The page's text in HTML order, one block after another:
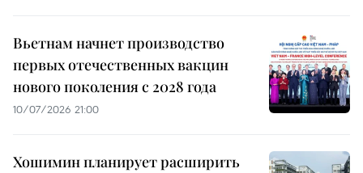
Вьетнам начнет производство
первых отечественных вакцин
нового поколения с 2028 года
10/07/2026 21:00
Хошимин планирует расширить